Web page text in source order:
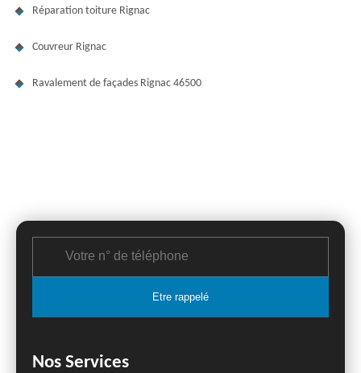
Réparation toiture Rignac
Couvreur Rignac
Ravalement de façades Rignac 46500
Nos Services